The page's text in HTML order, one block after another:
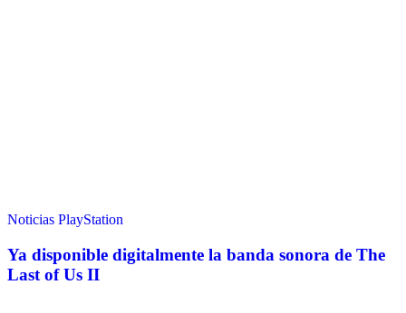
Noticias PlayStation
Ya disponible digitalmente la banda sonora de The
Last of Us II